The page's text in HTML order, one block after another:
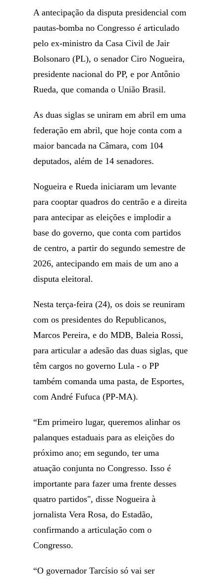
A antecipação da disputa presidencial com
pautas-bomba no Congresso é articulado
pelo ex-ministro da Casa Civil de Jair
Bolsonaro (PL), o senador Ciro Nogueira,
presidente nacional do PP, e por Antônio
Rueda, que comanda o União Brasil.
As duas siglas se uniram em abril em uma
federação em abril, que hoje conta com a
maior bancada na Câmara, com 104
deputados, além de 14 senadores.
Nogueira e Rueda iniciaram um levante
para cooptar quadros do centrão e a direita
para antecipar as eleições e implodir a
base do governo, que conta com partidos
de centro, a partir do segundo semestre de
2026, antecipando em mais de um ano a
disputa eleitoral.
Nesta terça-feira (24), os dois se reuniram
com os presidentes do Republicanos,
Marcos Pereira, e do MDB, Baleia Rossi,
para articular a adesão das duas siglas, que
têm cargos no governo Lula - o PP
também comanda uma pasta, de Esportes,
com André Fufuca (PP-MA).
“Em primeiro lugar, queremos alinhar os
palanques estaduais para as eleições do
próximo ano; em segundo, ter uma
atuação conjunta no Congresso. Isso é
importante para fazer uma frente desses
quatro partidos", disse Nogueira à
jornalista Vera Rosa, do Estadão,
confirmando a articulação com o
Congresso.
“O governador Tarcísio só vai ser